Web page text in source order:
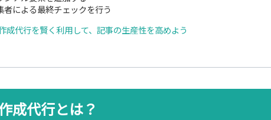
者による最終チェックを行う
成代行を賢く利用して、記事の生産性を高めよう
成代行とは？